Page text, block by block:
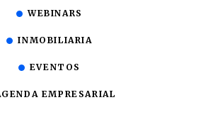
WEBINARS
INMOBILIARIA
EVENTOS
EMPRESARIAL